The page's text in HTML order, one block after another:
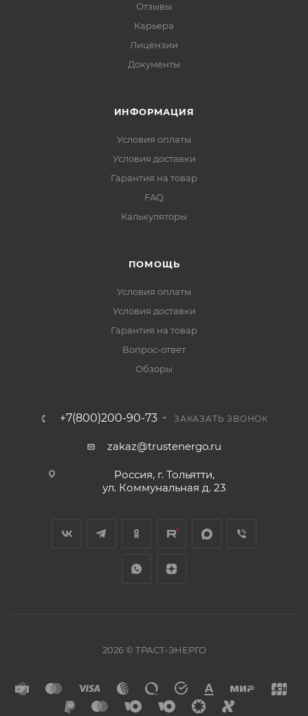
Отзывы
Карьера
Лицензии
Документы
ИНФОРМАЦИЯ
Условия оплаты
Условия доставки
Гарантия на товар
FAQ
Калькуляторы
ПОМОЩЬ
Условия оплаты
Условия доставки
Гарантия на товар
Вопрос-ответ
Обзоры
+7(800)200-90-73 ЗАКАЗАТЬ ЗВОНОК
zakaz@trustenergo.ru
Россия, г. Тольятти,
ул. Коммунальная д. 23
2026 © ТРАСТ-ЭНЕРГО